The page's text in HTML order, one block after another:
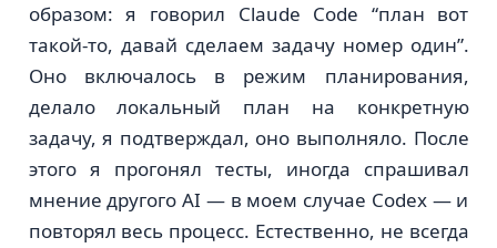
образом: я говорил Claude Code “план вот
такой-то, давай сделаем задачу номер один”.
Оно включалось в режим планирования,
делало локальный план на конкретную
задачу, я подтверждал, оно выполняло. После
этого я прогонял тесты, иногда спрашивал
мнение другого AI — в моем случае Codex — и
повторял весь процесс. Естественно, не всегда